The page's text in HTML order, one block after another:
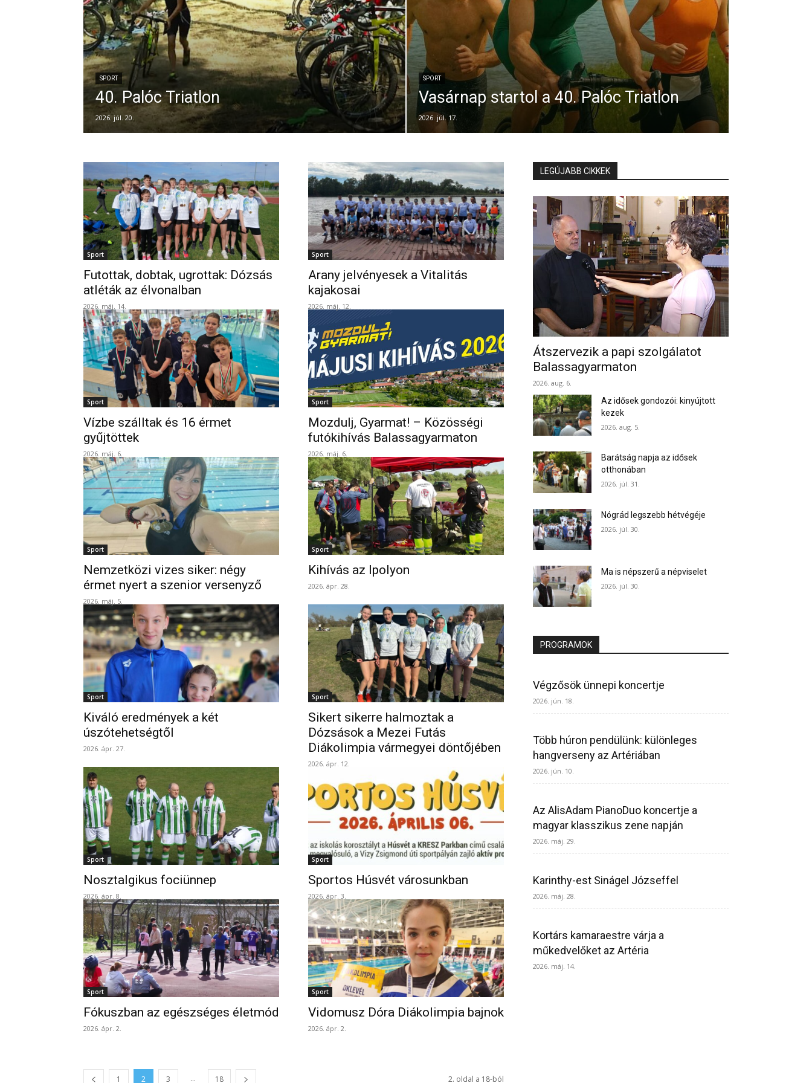
SPORT
40. Palóc Triatlon
2026. júl. 20.
SPORT
Vasárnap startol a 40. Palóc Triatlon
2026. júl. 17.
Sport
Futottak, dobtak, ugrottak: Dózsás
atléták az élvonalban
2026. máj. 14.
Sport
Arany jelvényesek a Vitalitás
kajakosai
2026. máj. 12.
Sport
Vízbe szálltak és 16 érmet
gyűjtöttek
2026. máj. 6.
Sport
Mozdulj, Gyarmat! – Közösségi
futókihívás Balassagyarmaton
2026. máj. 6.
Sport
Nemzetközi vizes siker: négy
érmet nyert a szenior versenyző
2026. máj. 5.
Sport
Kihívás az Ipolyon
2026. ápr. 28.
Sport
Kiváló eredmények a két
úszótehetségtől
2026. ápr. 27.
Sport
Sikert sikerre halmoztak a
Dózsások a Mezei Futás
Diákolimpia vármegyei döntőjében
2026. ápr. 12.
Sport
Nosztalgikus fociünnep
2026. ápr. 8.
Sport
Sportos Húsvét városunkban
2026. ápr. 3.
Sport
Fókuszban az egészséges életmód
2026. ápr. 2.
Sport
Vidomusz Dóra Diákolimpia bajnok
2026. ápr. 2.
1 2 3 ... 18 2. oldal a 18-ból
LEGÚJABB CIKKEK
Átszervezik a papi szolgálatot
Balassagyarmaton
2026. aug. 6.
Az idősek gondozói: kinyújtott
kezek
2026. aug. 5.
Barátság napja az idősek
otthonában
2026. júl. 31.
Nógrád legszebb hétvégéje
2026. júl. 30.
Ma is népszerű a népviselet
2026. júl. 30.
PROGRAMOK
Végzősök ünnepi koncertje
2026. jún. 18.
Több húron pendülünk: különleges
hangverseny az Artériában
2026. jún. 10.
Az AlisAdam PianoDuo koncertje a
magyar klasszikus zene napján
2026. máj. 29.
Karinthy-est Sinágel Józseffel
2026. máj. 28.
Kortárs kamaraestre várja a
műkedvelőket az Artéria
2026. máj. 14.